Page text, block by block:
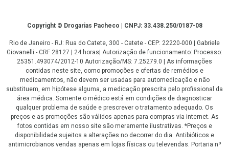
CopyrightCopyright © Drogarias Pacheco | CNPJ: 33.438.250/0187-08
Rio de Janeiro - RJ: Rua do Catete, 300 - Catete - CEP: 22220-000 | Gabriele
Giovanelli - CRF 28127 | 24 horas| Autorização de funcionamento: Processo:
25351.493074/2012-10 Autorização/MS: 7.25279.0 | As informações
contidas neste site, como promoções e ofertas de remédios e
medicamentos, não devem ser usadas para automedicação e não
substituem, em hipótese alguma, a medicação prescrita pelo profissional da
área médica. Somente o médico está em condições de diagnosticar
qualquer problema de saúde e prescrever o tratamento adequado. Os
preços e as promoções são válidos apenas para compras via internet. As
fotos contidas em nosso site são meramente ilustrativas. *Preços e
disponibilidade sujeitos a alterações no decorrer do dia. Antibióticos e
antimicrobianos vendas apenas em lojas físicas ou televendas. Portaria nº